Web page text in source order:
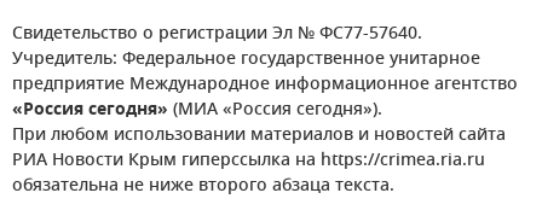
Свидетельство о регистрации Эл № ФС77-57640.
Учредитель: Федеральное государственное унитарное
предприятие Международное информационное агентство
«Россия сегодня» (МИА «Россия сегодня»).
При любом использовании материалов и новостей сайта
РИА Новости Крым гиперссылка на https://crimea.ria.ru
обязательна не ниже второго абзаца текста.